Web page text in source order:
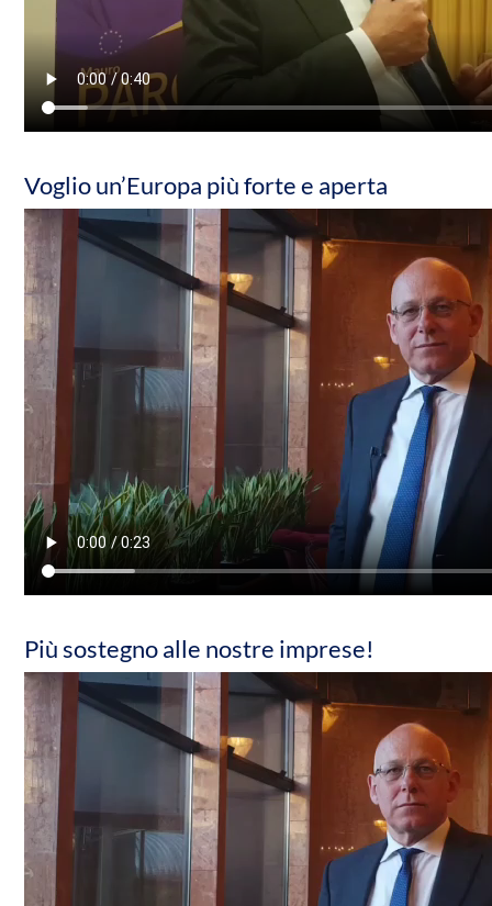
Voglio un’Europa più forte e aperta
Più sostegno alle nostre imprese!